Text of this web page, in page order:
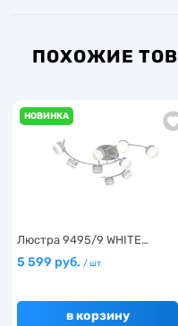
ПОХОЖИЕ
НОВИНКА
Люстра 9495/9 WHITE…
5 599 руб. / шт
в корзину